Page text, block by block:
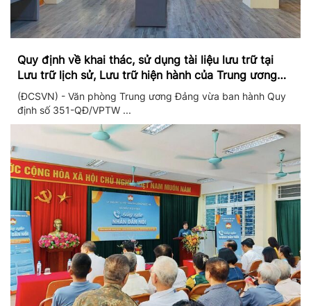
Quy định về khai thác, sử dụng tài liệu lưu trữ tại
Lưu trữ lịch sử, Lưu trữ hiện hành của Trung ương
Đảng và Văn phòng Trung ương Đảng
(ĐCSVN) - Văn phòng Trung ương Đảng vừa ban hành Quy
định số 351-QĐ/VPTW ...